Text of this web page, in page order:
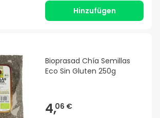
Hinzufügen
Bioprasad Chía Semillas
Eco Sin Gluten 250g
4,06 €